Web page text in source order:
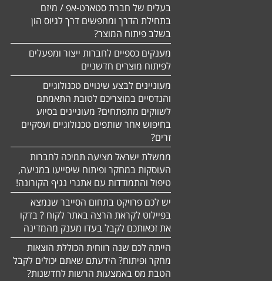
בעלים של חברת סטארט-אפ / מיזם
בתחילת הדרך ומחפשים דרך לגיוס הון
בשלב פיתוח המוצר?
מענקים כספיים לחברות ייצור ומפעלים
לפיתוח מוצרים חדשניים
מעוניינים לבצע שינויים טכנולוגיים
והנדסיים במוצריכם לטובת התאמתם
לשווקים מתפתחים? מעוניינים בסיוע
בחיפוש אחר שותפים טכנולוגיים ועסקיים
זרים?
ממשלת ישראל מציעה תמיכה לחברות
העוסקות במחקר ופיתוח שיסייעו במניעה,
טיפול והתמודדות עם אתגרי נגיף הקורונה!
יש לכם פרויקט בתחום הסייבר שנמצא
בפיילוט לקראת הרצה באתר לקוח ? בדקו
את זכאותכם לקבל בעדו מענק מהמדינה
הייתה לכם שנה רווחית הכוללת הוצאות
מחקר ופיתוח? הידעתם שאתם יכולים לקבל
הטבת מס באמצעות הרשות לחדשנות?